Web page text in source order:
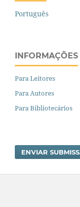
Português
INFORMAÇÕES
Para Leitores
Para Autores
Para Bibliotecários
ENVIAR